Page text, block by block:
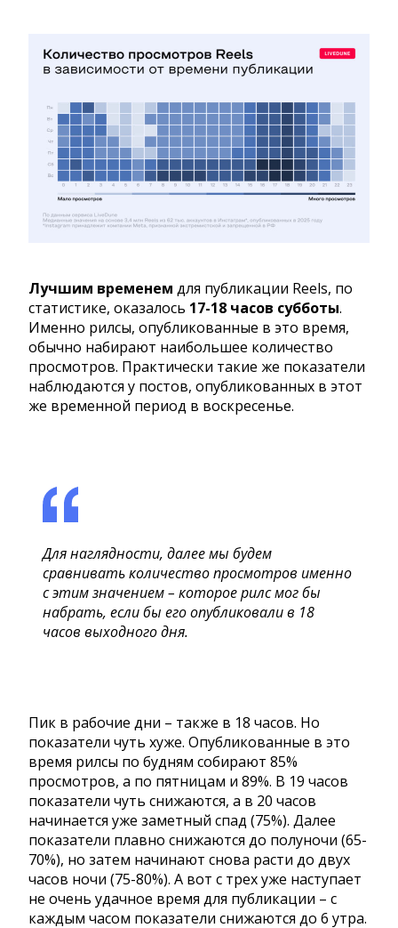
Лучшим временем для публикации Reels, по
статистике, оказалось 17-18 часов субботы.
Именно рилсы, опубликованные в это время,
обычно набирают наибольшее количество
просмотров. Практически такие же показатели
наблюдаются у постов, опубликованных в этот
же временной период в воскресенье.
Для наглядности, далее мы будем
сравнивать количество просмотров именно
с этим значением – которое рилс мог бы
набрать, если бы его опубликовали в 18
часов выходного дня.
Пик в рабочие дни – также в 18 часов. Но
показатели чуть хуже. Опубликованные в это
время рилсы по будням собирают 85%
просмотров, а по пятницам и 89%. В 19 часов
показатели чуть снижаются, а в 20 часов
начинается уже заметный спад (75%). Далее
показатели плавно снижаются до полуночи (65-
70%), но затем начинают снова расти до двух
часов ночи (75-80%). А вот с трех уже наступает
не очень удачное время для публикации – с
каждым часом показатели снижаются до 6 утра.